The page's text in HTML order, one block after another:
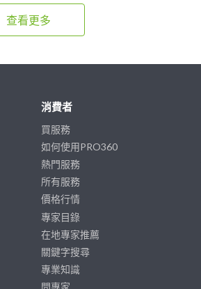
查看更多
消費者
買服務
如何使用PRO360
熱門服務
所有服務
價格行情
專家目錄
在地專家推薦
關鍵字搜尋
專業知識